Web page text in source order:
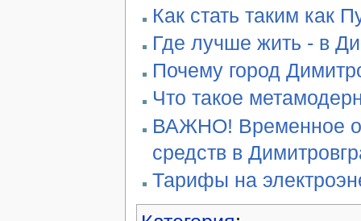
Как стать таким как
Где лучше жить - в
Почему город
Что такое
ВАЖНО! Временное
средств в
Тарифы на